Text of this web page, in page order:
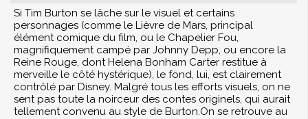
Si Tim Burton se lâche sur le visuel et certains
personnages (comme le Lièvre de Mars, principal
élément comique du film, ou le Chapelier Fou,
magnifiquement campé par Johnny Depp, ou encore la
Reine Rouge, dont Helena Bonham Carter restitue à
merveille le côté hystérique), le fond, lui, est clairement
contrôlé par Disney. Malgré tous les efforts visuels, on ne
sent pas toute la noirceur des contes originels, qui aurait
tellement convenu au style de Burton.On se retrouve au